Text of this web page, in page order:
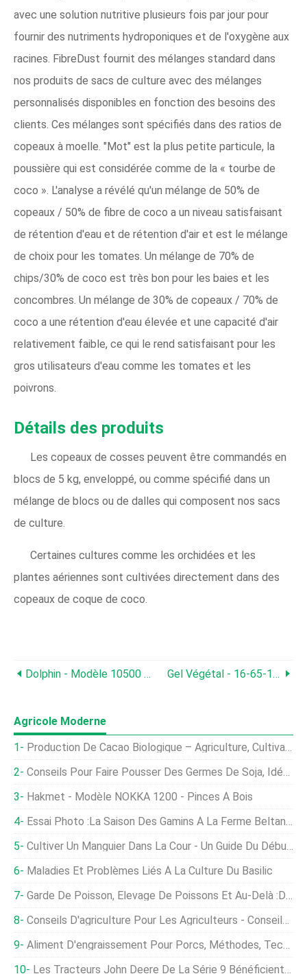
avec une solution nutritive plusieurs fois par jour pour
fournir des nutriments hydroponiques et de l'oxygène aux
racines. FibreDust fournit des mélanges standard dans
nos produits de sacs de culture avec des mélanges
personnalisés disponibles en fonction des besoins des
clients. Ces mélanges sont spécifiés dans des ratios de
copeaux à moelle. "Mot" est la plus petite particule, la
poussière qui est considérée comme de la « tourbe de
coco ». L'analyse a révélé qu'un mélange de 50% de
copeaux / 50% de fibre de coco a un niveau satisfaisant
de rétention d'eau et de rétention d'air et est le mélange
de choix pour les tomates. Un mélange de 70% de
chips/30% de coco est très bon pour les baies et les
concombres. Un mélange de 30% de copeaux / 70% de
coco a une rétention d'eau élevée et une capacité d'air
relativement faible, ce qui le rend satisfaisant pour les
gros utilisateurs d'eau comme les tomates et les
poivrons.
Détails des produits
Les copeaux de cosses peuvent être commandés en
blocs de 5 kg, enveloppé, ou comme spécifié dans un
mélange de blocs ou de dalles qui composent nos sacs
de culture.
Certaines cultures comme les orchidées et les
plantes aériennes sont cultivées directement dans des
copeaux de coque de coco.
Dolphin - Modèle 10500 - Pompes Diamond Aqua Sea Gel Végétal - 16-65-16 + ME
Agricole Moderne
Production De Cacao Biologique – Agriculture, Cultivation, Plantation
Conseils Pour Faire Pousser Des Germes De Soja, Idées, Technique
Hakmet - Modèle NOKKA 1200 - Pinces À Bois
Essai Photo :La Saison Des Gamins À La Ferme Beltane Du Connecticut
Cultiver Un Manguier Dans La Cour - Un Guide Du Débutant
Maladies Et Problèmes Liés À La Culture Du Basilic
Garde De Poisson, Élevage De Poissons Et Au-Delà :des Secrets Inédits
Conseils D'agriculture Pour Les Agriculteurs - Conseils D'agriculture
Aliment D'engraissement Pour Porcs, Méthodes, Technique
Les Tracteurs John Deere De La Série 9 Bénéficient D'une Mise À Jour Pour 2022